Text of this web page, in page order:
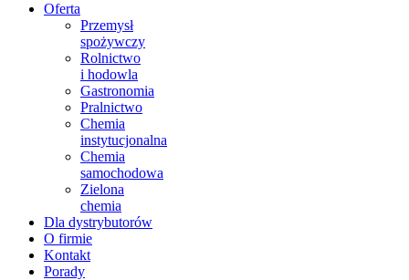
Oferta
Przemysł
spożywczy
Rolnictwo
i hodowla
Gastronomia
Pralnictwo
Chemia
instytucjonalna
Chemia
samochodowa
Zielona
chemia
Dla dystrybutorów
O firmie
Kontakt
Porady